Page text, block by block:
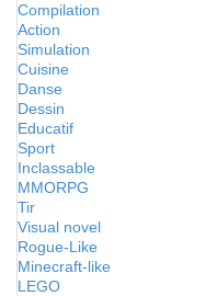
Compilation
Action
Simulation
Cuisine
Danse
Dessin
Educatif
Sport
Inclassable
MMORPG
Tir
Visual novel
Rogue-Like
Minecraft-like
LEGO